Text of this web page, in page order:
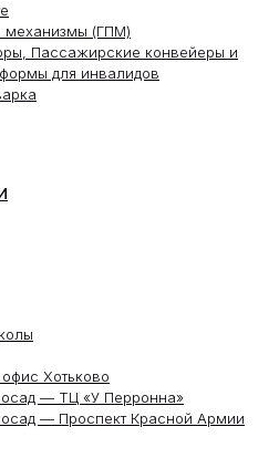
механизмы (ГПМ)
Пассажирские конвейеры и
для инвалидов
Хотьково
— ТЦ «У Перронна»
— Проспект Красной Армии